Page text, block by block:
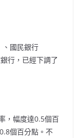
、國民銀行
行，已經下調了
，幅度達0.5個百
個百分點。不